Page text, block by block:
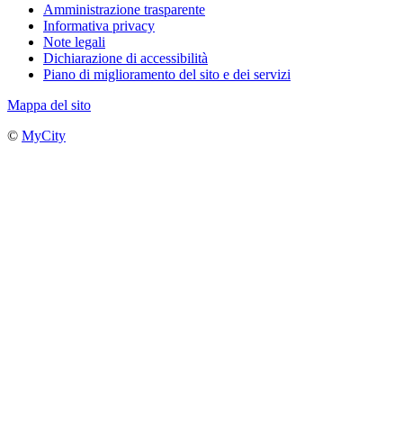
Amministrazione trasparente
Informativa privacy
Note legali
Dichiarazione di accessibilità
Piano di miglioramento del sito e dei servizi
Mappa del sito
© MyCity